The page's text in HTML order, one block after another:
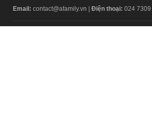
Email: contact@afamily.vn | Điện thoại: 024